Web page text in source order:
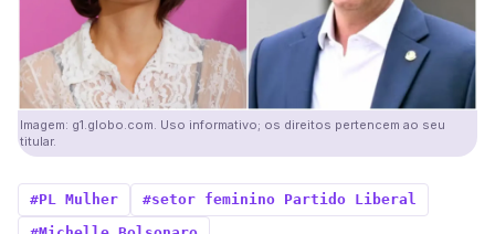
Imagem: g1.globo.com. Uso informativo; os direitos pertencem ao seu
titular.
#PL Mulher
#setor feminino Partido Liberal